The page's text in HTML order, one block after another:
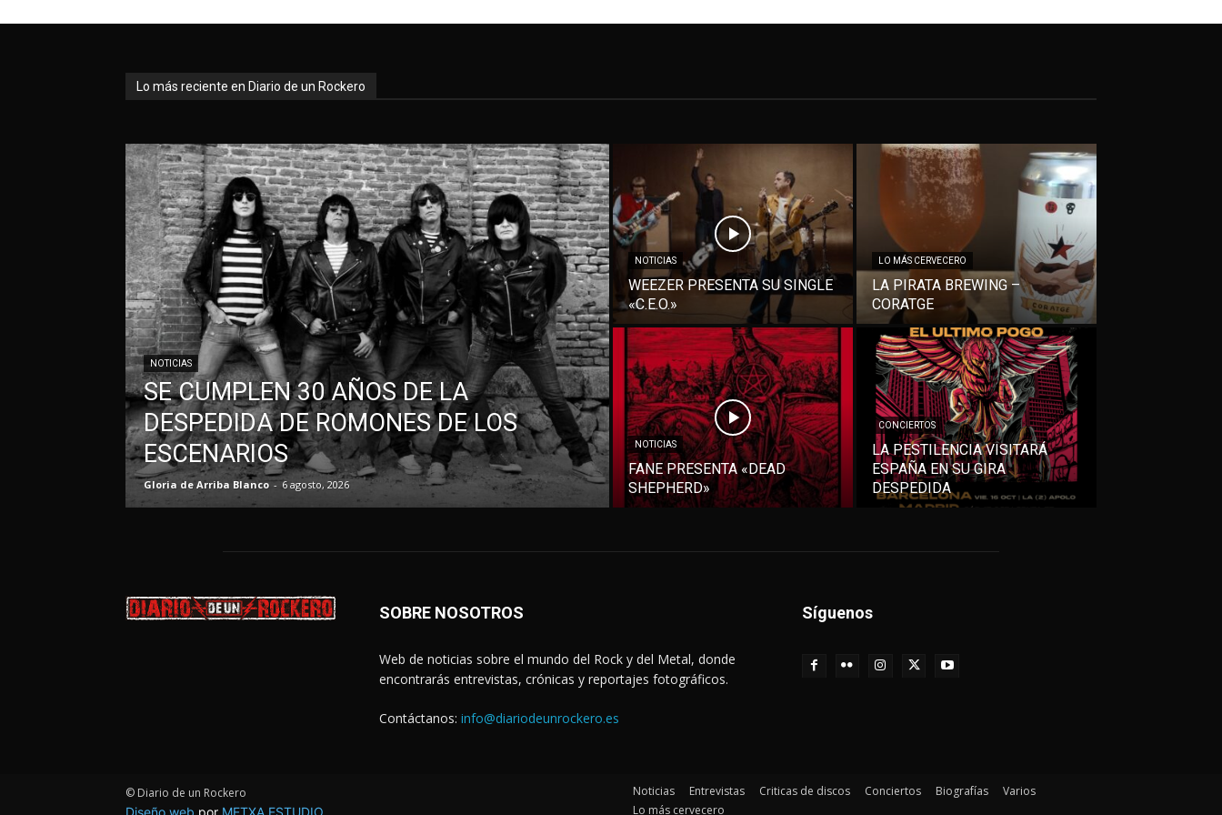
Lo más reciente en Diario de un Rockero
NOTICIAS
SE CUMPLEN 30 AÑOS DE LA
DESPEDIDA DE ROMONES DE LOS
ESCENARIOS
Gloria de Arriba Blanco - 6 agosto, 2026
NOTICIAS
WEEZER PRESENTA SU SINGLE
«C.E.O.»
LO MÁS CERVECERO
LA PIRATA BREWING –
CORATGE
NOTICIAS
FANE PRESENTA «DEAD
SHEPHERD»
CONCIERTOS
LA PESTILENCIA VISITARÁ
ESPAÑA EN SU GIRA
DESPEDIDA
SOBRE NOSOTROS
Web de noticias sobre el mundo del Rock y del Metal, donde
encontrarás entrevistas, crónicas y reportajes fotográficos.
Contáctanos: info@diariodeunrockero.es
Síguenos
© Diario de un Rockero
Diseño web por METXA ESTUDIO
Noticias Entrevistas Criticas de discos Conciertos Biografías
Varios
Lo más cervecero